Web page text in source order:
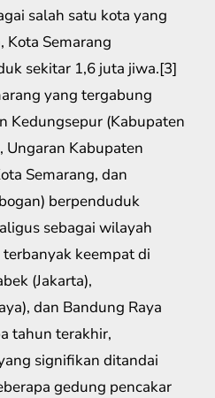
salah satu kota yang
Kota Semarang
sekitar 1,6 juta jiwa.[3]
yang tergabung
Kedungsepur (Kabupaten
Ungaran Kabupaten
Semarang, dan
berpenduduk
sebagai wilayah
keempat di
(Jakarta),
dan Bandung Raya
tahun terakhir,
signifikan ditandai
gedung pencakar